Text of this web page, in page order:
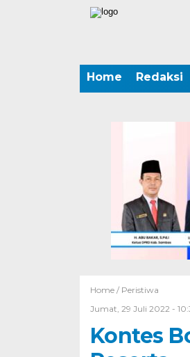
Home Redaksi
Home / Peristiwa
Jumat, 29 Juli 2022 -
Kontes